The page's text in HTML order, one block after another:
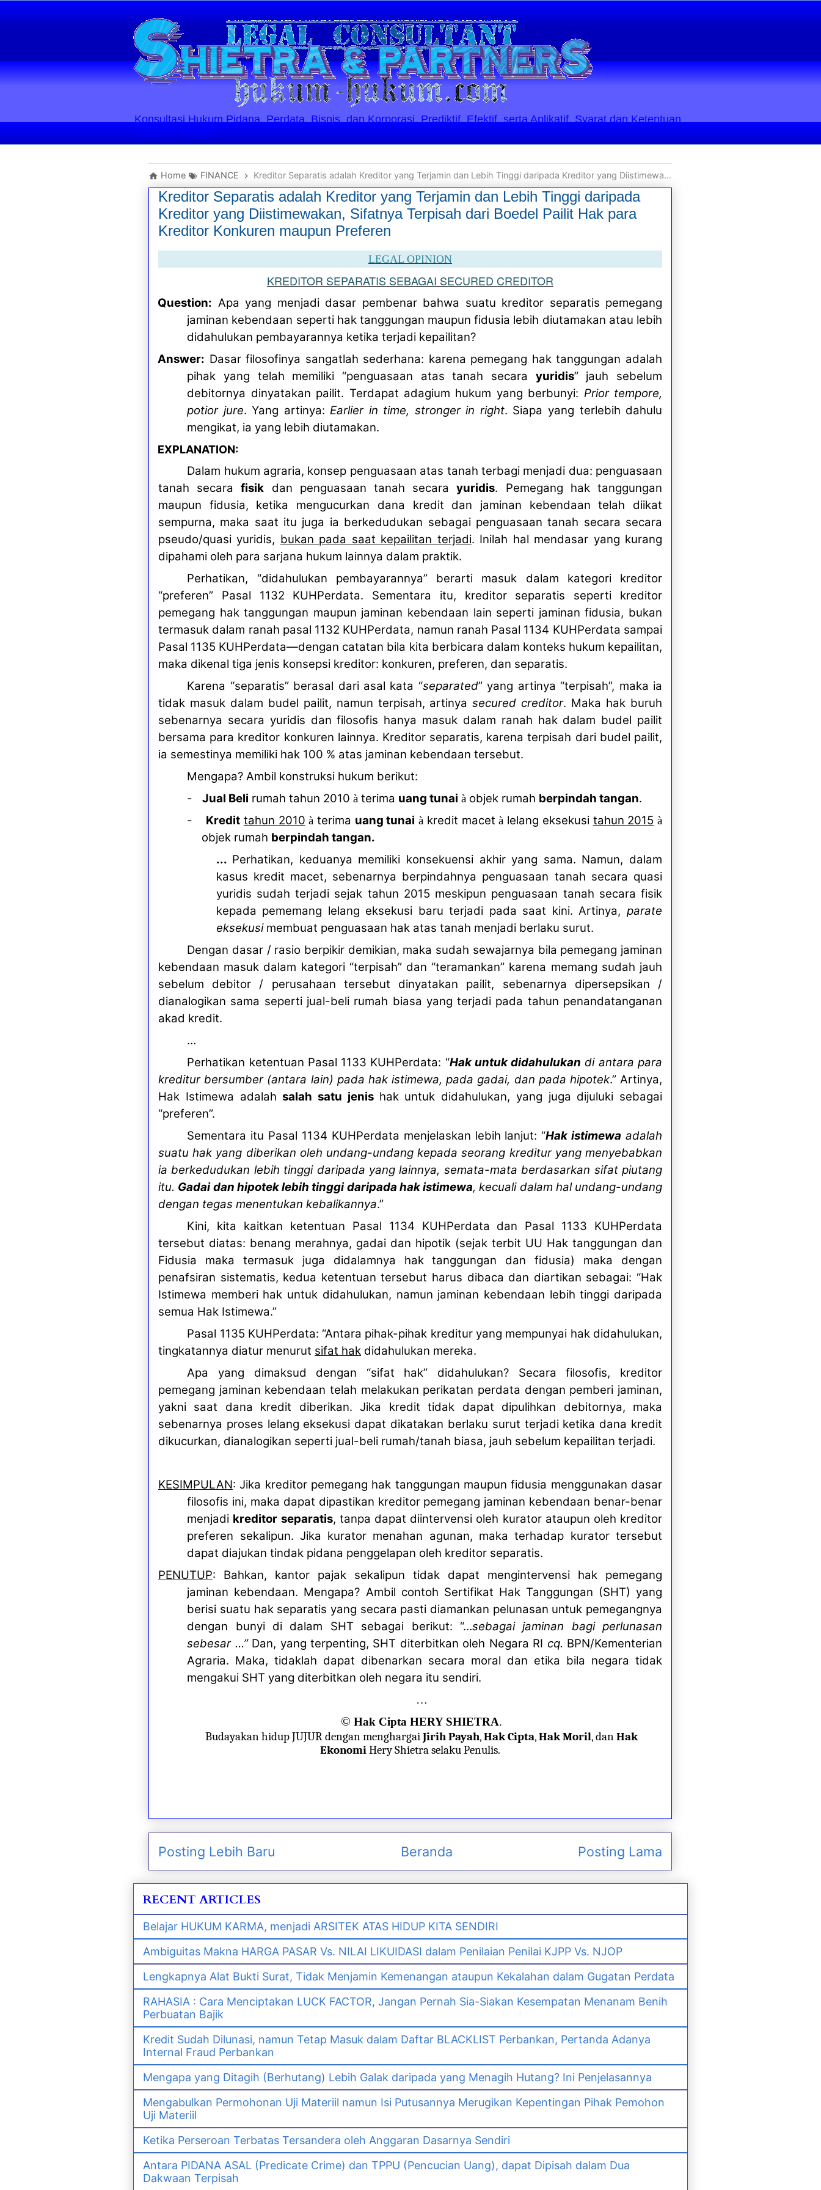
Konsultasi Hukum Pidana, Perdata, Bisnis, dan Korporasi. Prediktif, Efektif, serta Aplikatif. Syarat dan Ketentuan
Layanan Berlaku
Home FINANCE Kreditor Separatis adalah Kreditor yang Terjamin dan Lebih Tinggi daripada Kreditor yang Diistimewakan, Sifatnya Terpisah dari Boedel Pailit Hak para Kreditor Konkuren maupun Preferen
Kreditor Separatis adalah Kreditor yang Terjamin dan Lebih Tinggi daripada
Kreditor yang Diistimewakan, Sifatnya Terpisah dari Boedel Pailit Hak para
Kreditor Konkuren maupun Preferen
LEGAL OPINION
KREDITOR SEPARATIS SEBAGAI SECURED CREDITOR
Question: Apa yang menjadi dasar pembenar bahwa suatu kreditor separatis pemegang
jaminan kebendaan seperti hak tanggungan maupun fidusia lebih diutamakan atau lebih
didahulukan pembayarannya ketika terjadi kepailitan?
Answer: Dasar filosofinya sangatlah sederhana: karena pemegang hak tanggungan adalah
pihak yang telah memiliki “penguasaan atas tanah secara yuridis” jauh sebelum
debitornya dinyatakan pailit. Terdapat adagium hukum yang berbunyi: Prior tempore,
potior jure. Yang artinya:Earlier in time, stronger in right. Siapa yang terlebih dahulu
mengikat, ia yang lebih diutamakan.
EXPLANATION:
Dalam hukum agraria, konsep penguasaan atas tanah terbagi menjadi dua: penguasaan
tanah secarafisik dan penguasaan tanah secarayuridis. Pemegang hak tanggungan
maupun fidusia, ketika mengucurkan dana kredit dan jaminan kebendaan telah diikat
sempurna, maka saat itu juga ia berkedudukan sebagai penguasaan tanah secara secara
pseudo/quasi yuridis, bukan pada saat kepailitan terjadi. Inilah hal mendasar yang kurang
dipahami oleh para sarjana hukum lainnya dalam praktik.
Perhatikan, “didahulukan pembayarannya” berarti masuk dalam kategori kreditor
“preferen” Pasal 1132 KUHPerdata. Sementara itu, kreditor separatis seperti kreditor
pemegang hak tanggungan maupun jaminan kebendaan lain seperti jaminan fidusia, bukan
termasuk dalam ranah pasal 1132 KUHPerdata, namun ranah Pasal 1134 KUHPerdata sampai
Pasal 1135 KUHPerdata—dengan catatan bila kita berbicara dalam konteks hukum kepailitan,
maka dikenal tiga jenis konsepsi kreditor: konkuren, preferen, dan separatis.
Karena “separatis” berasal dari asal kata “separated” yang artinya “terpisah”, maka ia
tidak masuk dalam budel pailit, namun terpisah, artinyasecured creditor. Maka hak buruh
sebenarnya secara yuridis dan filosofis hanya masuk dalam ranah hak dalam budel pailit
bersama para kreditor konkuren lainnya. Kreditor separatis, karena terpisah dari budel pailit,
ia semestinya memiliki hak 100 % atas jaminan kebendaan tersebut.
Mengapa? Ambil konstruksi hukum berikut:
-
Jual Beli rumah tahun 2010à terima uang tunai à objek rumah berpindah tangan.
-
Kredit tahun 2010 à terima uang tunai à kredit macetà lelang eksekusi tahun 2015 à
objek rumah berpindah tangan.
... Perhatikan, keduanya memiliki konsekuensi akhir yang sama. Namun, dalam
kasus kredit macet, sebenarnya berpindahnya penguasaan tanah secara quasi
yuridis sudah terjadi sejak tahun 2015 meskipun penguasaan tanah secara fisik
kepada pememang lelang eksekusi baru terjadi pada saat kini. Artinya, parate
eksekusimembuat penguasaan hak atas tanah menjadi berlaku surut.
Dengan dasar / rasio berpikir demikian, maka sudah sewajarnya bila pemegang jaminan
kebendaan masuk dalam kategori “terpisah” dan “teramankan” karena memang sudah jauh
sebelum debitor / perusahaan tersebut dinyatakan pailit, sebenarnya dipersepsikan /
dianalogikan sama seperti jual-beli rumah biasa yang terjadi pada tahun penandatanganan
akad kredit.
…
Perhatikan ketentuan Pasal 1133 KUHPerdata: “Hak untuk didahulukan di antara para
kreditur bersumber (antara lain) pada hak istimewa, pada gadai, dan pada hipotek.” Artinya,
Hak Istimewa adalahsalah satu jenis hak untuk didahulukan, yang juga dijuluki sebagai
“preferen”.
Sementara itu Pasal 1134 KUHPerdata menjelaskan lebih lanjut: “Hak istimewa adalah
suatu hak yang diberikan oleh undang-undang kepada seorang kreditur yang menyebabkan
ia berkedudukan lebih tinggi daripada yang lainnya, semata-mata berdasarkan sifat piutang
itu. Gadai dan hipotek lebih tinggi daripada hak istimewa, kecuali dalam hal undang-undang
dengan tegas menentukan kebalikannya.”
Kini, kita kaitkan ketentuan Pasal 1134 KUHPerdata dan Pasal 1133 KUHPerdata
tersebut diatas: benang merahnya, gadai dan hipotik (sejak terbit UU Hak tanggungan dan
Fidusia maka termasuk juga didalamnya hak tanggungan dan fidusia) maka dengan
penafsiran sistematis, kedua ketentuan tersebut harus dibaca dan diartikan sebagai: “Hak
Istimewa memberi hak untuk didahulukan, namun jaminan kebendaan lebih tinggi daripada
semua Hak Istimewa.”
Pasal 1135 KUHPerdata: “Antara pihak-pihak kreditur yang mempunyai hak didahulukan,
tingkatannya diatur menurut sifat hak didahulukan mereka.
Apa yang dimaksud dengan “sifat hak” didahulukan? Secara filosofis, kreditor
pemegang jaminan kebendaan telah melakukan perikatan perdata dengan pemberi jaminan,
yakni saat dana kredit diberikan. Jika kredit tidak dapat dipulihkan debitornya, maka
sebenarnya proses lelang eksekusi dapat dikatakan berlaku surut terjadi ketika dana kredit
dikucurkan, dianalogikan seperti jual-beli rumah/tanah biasa, jauh sebelum kepailitan terjadi.
KESIMPULAN: Jika kreditor pemegang hak tanggungan maupun fidusia menggunakan dasar
filosofis ini, maka dapat dipastikan kreditor pemegang jaminan kebendaan benar-benar
menjadi kreditor separatis, tanpa dapat diintervensi oleh kurator ataupun oleh kreditor
preferen sekalipun. Jika kurator menahan agunan, maka terhadap kurator tersebut
dapat diajukan tindak pidana penggelapan oleh kreditor separatis.
PENUTUP: Bahkan, kantor pajak sekalipun tidak dapat mengintervensi hak pemegang
jaminan kebendaan. Mengapa? Ambil contoh Sertifikat Hak Tanggungan (SHT) yang
berisi suatu hak separatis yang secara pasti diamankan pelunasan untuk pemegangnya
dengan bunyi di dalam SHT sebagai berikut: “…sebagai jaminan bagi perlunasan
sebesar …”Dan, yang terpenting, SHT diterbitkan oleh Negara RI cq. BPN/Kementerian
Agraria. Maka, tidaklah dapat dibenarkan secara moral dan etika bila negara tidak
mengakui SHT yang diterbitkan oleh negara itu sendiri.
…
©Hak Cipta HERY SHIETRA.
Budayakan hidup JUJUR dengan menghargaiJirih Payah,Hak Cipta,Hak Moril, danHak
EkonomiHery Shietra selaku Penulis.
Posting Lebih Baru Posting Lama
Beranda
RECENT ARTICLES
Belajar HUKUM KARMA, menjadi ARSITEK ATAS HIDUP KITA SENDIRI
Ambiguitas Makna HARGA PASAR Vs. NILAI LIKUIDASI dalam Penilaian Penilai KJPP Vs. NJOP
Lengkapnya Alat Bukti Surat, Tidak Menjamin Kemenangan ataupun Kekalahan dalam Gugatan Perdata
RAHASIA : Cara Menciptakan LUCK FACTOR, Jangan Pernah Sia-Siakan Kesempatan Menanam Benih
Perbuatan Bajik
Kredit Sudah Dilunasi, namun Tetap Masuk dalam Daftar BLACKLIST Perbankan, Pertanda Adanya
Internal Fraud Perbankan
Mengapa yang Ditagih (Berhutang) Lebih Galak daripada yang Menagih Hutang? Ini Penjelasannya
Mengabulkan Permohonan Uji Materiil namun Isi Putusannya Merugikan Kepentingan Pihak Pemohon
Uji Materiil
Ketika Perseroan Terbatas Tersandera oleh Anggaran Dasarnya Sendiri
Antara PIDANA ASAL (Predicate Crime) dan TPPU (Pencucian Uang), dapat Dipisah dalam Dua
Dakwaan Terpisah